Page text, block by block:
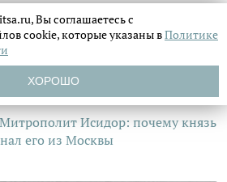
Митрополит Исидор: почему князь
его из Москвы
Вы соглашаетесь с
cookie, которые указаны вПолитике
ХОРОШО